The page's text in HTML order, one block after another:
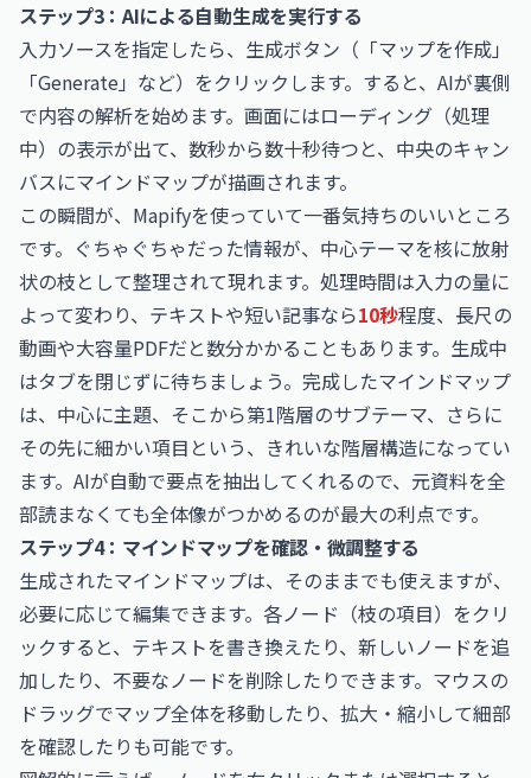
ステップ3：AIによる自動生成を実行する
入力ソースを指定したら、生成ボタン（「マップを作成」
「Generate」など）をクリックします。すると、AIが裏側
で内容の解析を始めます。画面にはローディング（処理
中）の表示が出て、数秒から数十秒待つと、中央のキャン
バスにマインドマップが描画されます。
この瞬間が、Mapifyを使っていて一番気持ちのいいところ
です。ぐちゃぐちゃだった情報が、中心テーマを核に放射
状の枝として整理されて現れます。処理時間は入力の量に
よって変わり、テキストや短い記事なら10秒程度、長尺の
動画や大容量PDFだと数分かかることもあります。生成中
はタブを閉じずに待ちましょう。完成したマインドマップ
は、中心に主題、そこから第1階層のサブテーマ、さらに
その先に細かい項目という、きれいな階層構造になってい
ます。AIが自動で要点を抽出してくれるので、元資料を全
部読まなくても全体像がつかめるのが最大の利点です。
ステップ4：マインドマップを確認・微調整する
生成されたマインドマップは、そのままでも使えますが、
必要に応じて編集できます。各ノード（枝の項目）をクリ
ックすると、テキストを書き換えたり、新しいノードを追
加したり、不要なノードを削除したりできます。マウスの
ドラッグでマップ全体を移動したり、拡大・縮小して細部
を確認したりも可能です。